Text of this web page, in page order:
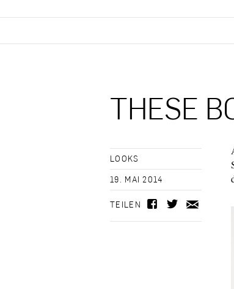
THESE
LOOKS
19. MAI 2014
TEILEN